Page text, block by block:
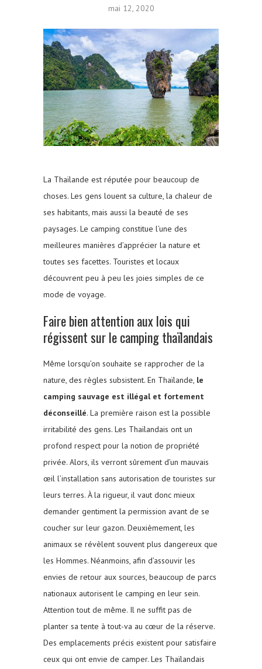
mai 12, 2020
La Thaïlande est réputée pour beaucoup de
choses. Les gens louent sa culture, la chaleur de
ses habitants, mais aussi la beauté de ses
paysages. Le camping constitue l’une des
meilleures manières d’apprécier la nature et
toutes ses facettes. Touristes et locaux
découvrent peu à peu les joies simples de ce
mode de voyage.
Faire bien attention aux lois qui
régissent sur le camping thaïlandais
Même lorsqu’on souhaite se rapprocher de la
nature, des règles subsistent. En Thaïlande, le
camping sauvage est illégal et fortement
déconseillé. La première raison est la possible
irritabilité des gens. Les Thaïlandais ont un
profond respect pour la notion de propriété
privée. Alors, ils verront sûrement d’un mauvais
œil l’installation sans autorisation de touristes sur
leurs terres. À la rigueur, il vaut donc mieux
demander gentiment la permission avant de se
coucher sur leur gazon. Deuxièmement, les
animaux se révèlent souvent plus dangereux que
les Hommes. Néanmoins, afin d’assouvir les
envies de retour aux sources, beaucoup de parcs
nationaux autorisent le camping en leur sein.
Attention tout de même. Il ne suffit pas de
planter sa tente à tout-va au cœur de la réserve.
Des emplacements précis existent pour satisfaire
ceux qui ont envie de camper. Les Thaïlandais